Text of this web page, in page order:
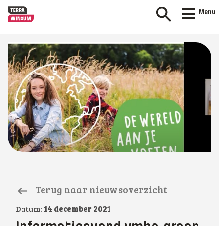
Menu
Terug naar nieuwsoverzicht
Datum: 14 december 2021